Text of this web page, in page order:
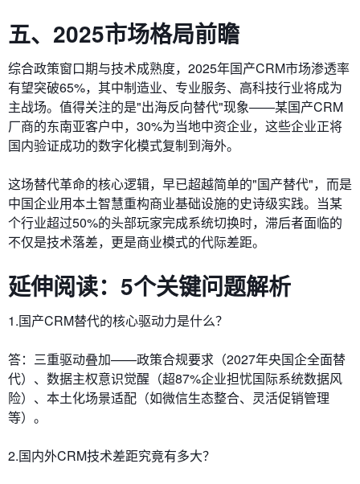
五、2025市场格局前瞻
综合政策窗口期与技术成熟度，2025年国产CRM市场渗透率
有望突破65%，其中制造业、专业服务、高科技行业将成为
主战场。值得关注的是"出海反向替代"现象——某国产CRM
厂商的东南亚客户中，30%为当地中资企业，这些企业正将
国内验证成功的数字化模式复制到海外。
这场替代革命的核心逻辑，早已超越简单的"国产替代"，而是
中国企业用本土智慧重构商业基础设施的史诗级实践。当某
个行业超过50%的头部玩家完成系统切换时，滞后者面临的
不仅是技术落差，更是商业模式的代际差距。
延伸阅读：5个关键问题解析
1.国产CRM替代的核心驱动力是什么？
答：三重驱动叠加——政策合规要求（2027年央国企全面替
代）、数据主权意识觉醒（超87%企业担忧国际系统数据风
险）、本土化场景适配（如微信生态整合、灵活促销管理
等）。
2.国内外CRM技术差距究竟有多大？